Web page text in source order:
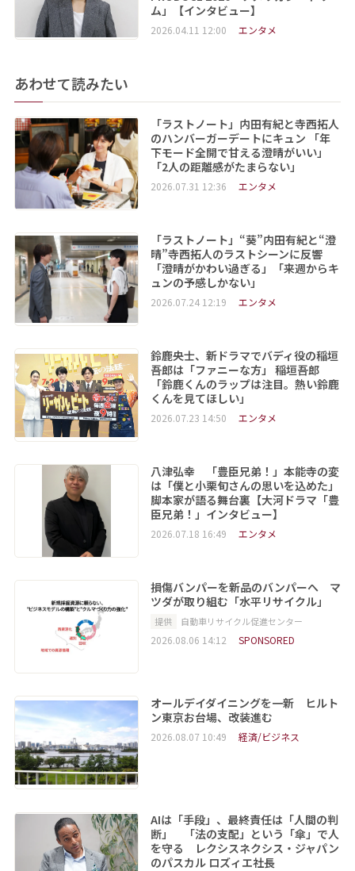
ム」【インタビュー】
2026.04.11 12:00 エンタメ
あわせて読みたい
「ラストノート」内田有紀と寺西拓人
のハンバーガーデートにキュン 「年
下モード全開で甘える澄晴がいい」
「2人の距離感がたまらない」
2026.07.31 12:36 エンタメ
「ラストノート」“葵”内田有紀と“澄
晴”寺西拓人のラストシーンに反響
「澄晴がかわい過ぎる」「来週からキ
ュンの予感しかない」
2026.07.24 12:19 エンタメ
鈴鹿央士、新ドラマでバディ役の稲垣
吾郎は「ファニーな方」 稲垣吾郎
「鈴鹿くんのラップは注目。熱い鈴鹿
くんを見てほしい」
2026.07.23 14:50 エンタメ
八津弘幸 「豊臣兄弟！」本能寺の変
は「僕と小栗旬さんの思いを込めた」
脚本家が語る舞台裏【大河ドラマ「豊
臣兄弟！」インタビュー】
2026.07.18 16:49 エンタメ
損傷バンパーを新品のバンパーへ マ
ツダが取り組む「水平リサイクル」
提供 自動車リサイクル促進センター
2026.08.06 14:12 SPONSORED
オールデイダイニングを一新 ヒルト
ン東京お台場、改装進む
2026.08.07 10:49 経済/ビジネス
AIは「手段」、最終責任は「人間の判
断」 「法の支配」という「傘」で人
を守る レクシスネクシス・ジャパン
のパスカル ロズィエ社長